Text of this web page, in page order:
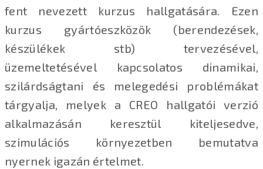
fent nevezett kurzus hallgatására. Ezen
kurzus gyártóeszközök (berendezések,
készülékek stb) tervezésével,
üzemeltetésével kapcsolatos dinamikai,
szilárdságtani és melegedési problémákat
tárgyalja, melyek a CREO hallgatói verzió
alkalmazásán keresztül kiteljesedve,
szimulációs környezetben bemutatva
nyernek igazán értelmet.